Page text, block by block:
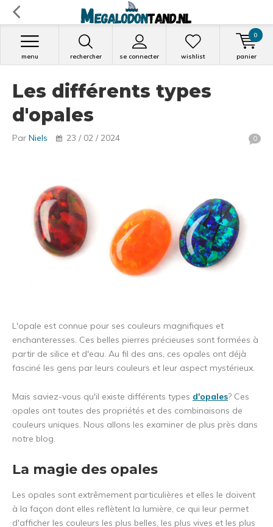
rechercher se connecter
menu wishlist panier
0
Les différents types
d'opales
Par Niels 23 / 02 / 2024 0
L'opale est connue pour ses couleurs magnifiques et
enchanteresses. Ces belles pierres précieuses sont formées à
partir de silice et d'eau. Au fil des ans, ces opales ont déjà
fasciné les gens par leurs couleurs et leur aspect mystérieux.
Mais saviez-vous qu'il existe différents types d'opales? Ces
opales ont toutes des propriétés et des combinaisons de
couleurs uniques. Nous allons les examiner de plus près dans
notre blog.
La magie des opales
Les opales sont extrêmement particulières et elles le doivent
à la façon dont elles reflètent la lumière, ce qui leur permet
d'afficher les couleurs les plus belles, les plus vives et les plus